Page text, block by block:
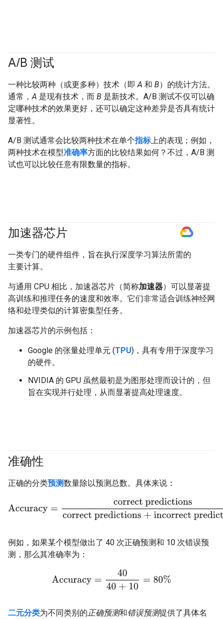
A/B 测试
一种比较两种（或更多种）技术（即A 和 B）的统计方法。
通常，A 是现有技术，而 B 是新技术。A/B 测试不仅可以确
定哪种技术的效果更好，还可以确定这种差异是否具有统计
显著性。
A/B 测试通常会比较两种技术在单个指标上的表现；例如，
两种技术在模型准确率方面的比较结果如何？不过，A/B 测
试也可以比较任意有限数量的指标。
加速器芯片 #GoogleCloud
一类专门的硬件组件，旨在执行深度学习算法所需的
主要计算。
与通用 CPU 相比，加速器芯片（简称加速器）可以显著提
高训练和推理任务的速度和效率。它们非常适合训练神经网
络和处理类似的计算密集型任务。
加速器芯片的示例包括：
Google 的张量处理单元 (TPU)，具有专用于深度学习
的硬件。
NVIDIA 的 GPU 虽然最初是为图形处理而设计的，但
旨在实现并行处理，从而显著提高处理速度。
准确性
正确的分类预测数量除以预测总数。具体来说：
Accuracy correct predictions + incorrect
例如，如果某个模型做出了 40 次正确预测和 10 次错误预
测，那么其准确率为：
40 + 10
二元分类为不同类别的 正确预测和错误预测提供了具体名